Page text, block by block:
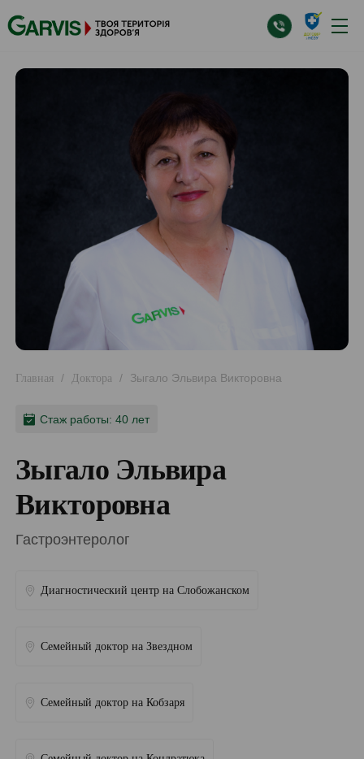
Главная / Доктора / Зыгало Эльвира Викторовна
Стаж работы: 40 лет
Зыгало Эльвира
Викторовна
Гастроэнтеролог
Диагностический центр на Слобожанском
Семейный доктор на Звездном
Семейный доктор на Кобзаря